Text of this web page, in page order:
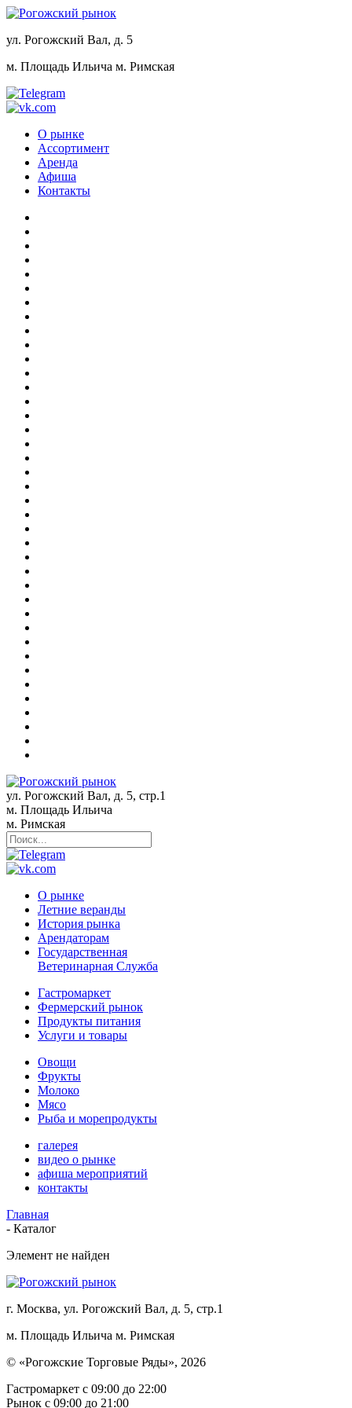
ул. Рогожский Вал, д. 5
м. Площадь Ильича м. Римская
О рынке
Ассортимент
Аренда
Афиша
Контакты
ул. Рогожский Вал, д. 5, стр.1
м. Площадь Ильича
м. Римская
О рынке
Летние веранды
История рынка
Арендаторам
Государственная
Ветеринарная Служба
Гастромаркет
Фермерский рынок
Продукты питания
Услуги и товары
Овощи
Фрукты
Молоко
Мясо
Рыба и морепродукты
галерея
видео о рынке
афиша мероприятий
контакты
Главная
- Каталог
Элемент не найден
г. Москва, ул. Рогожский Вал, д. 5, стр.1
м. Площадь Ильича м. Римская
© «Рогожские Торговые Ряды», 2026
Гастромаркет с 09:00 до 22:00
Рынок c 09:00 до 21:00